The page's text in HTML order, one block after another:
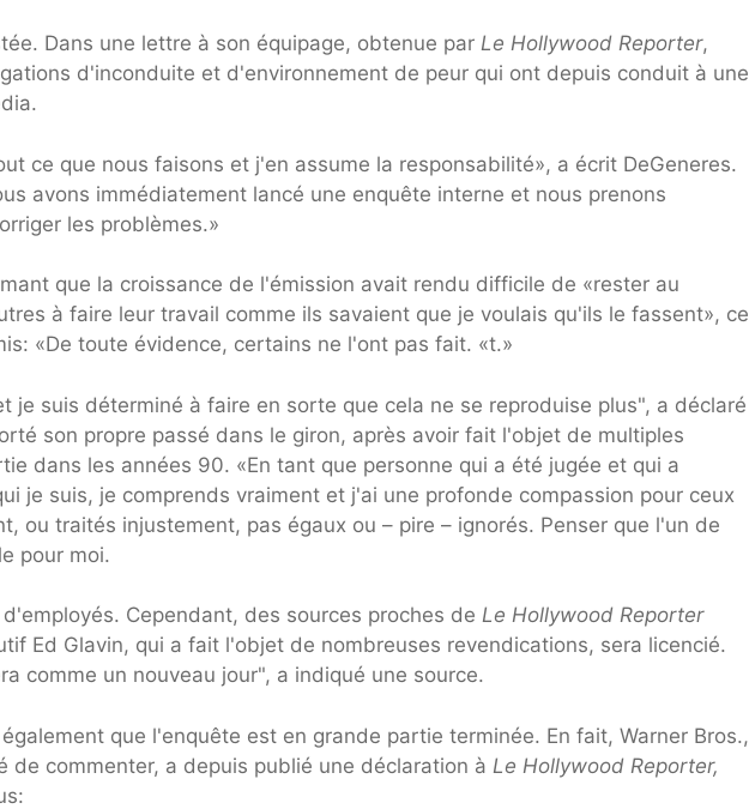
Dans une lettre à son équipage, obtenue par Le Hollywood Reporter,
d'inconduite et d'environnement de peur qui ont depuis conduit à une
ce que nous faisons et j'en assume la responsabilité», a écrit DeGeneres.
avons immédiatement lancé une enquête interne et nous prenons
les problèmes.»
que la croissance de l'émission avait rendu difficile de «rester au
à faire leur travail comme ils savaient que je voulais qu'ils le fassent», ce
«De toute évidence, certains ne l'ont pas fait. «t.»
je suis déterminé à faire en sorte que cela ne se reproduise plus", a déclaré
son propre passé dans le giron, après avoir fait l'objet de multiples
dans les années 90. «En tant que personne qui a été jugée et qui a
je suis, je comprends vraiment et j'ai une profonde compassion pour ceux
ou traités injustement, pas égaux ou – pire – ignorés. Penser que l'un de
pour moi.
Cependant, des sources proches de Le Hollywood Reporter
Ed Glavin, qui a fait l'objet de nombreuses revendications, sera licencié.
comme un nouveau jour", a indiqué une source.
que l'enquête est en grande partie terminée. En fait, Warner Bros.,
de commenter, a depuis publié une déclaration à Le Hollywood Reporter,